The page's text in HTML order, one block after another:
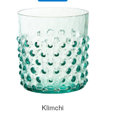
Klimchi